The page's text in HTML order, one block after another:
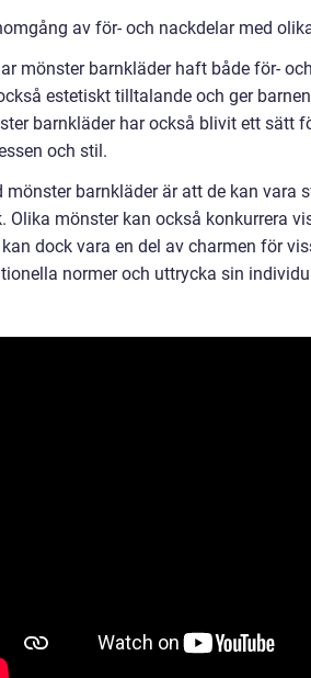
av för- och nackdelar med
mönster barnkläder haft både för-
estetiskt tilltalande och ger
barnkläder har också blivit ett sätt
och stil.
mönster barnkläder är att de kan
Olika mönster kan också konkurrera
dock vara en del av charmen för
normer och uttrycka sin